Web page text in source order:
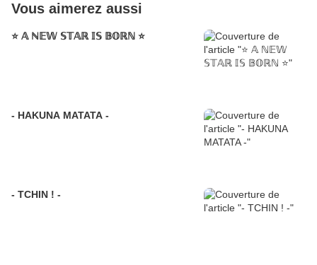
Vous aimerez aussi
⭐️ 𝔸 ℕ𝔼𝕎 𝕊𝕋𝔸ℝ 𝕀𝕊 𝔹𝕆ℝℕ ⭐️
- HAKUNA MATATA -
- TCHIN ! -